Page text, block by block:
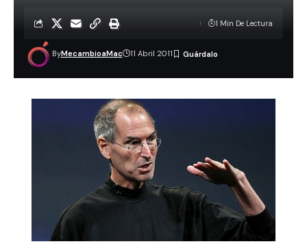
ByMecambioaMac 11 Abril 2011
1 Min De Lectura